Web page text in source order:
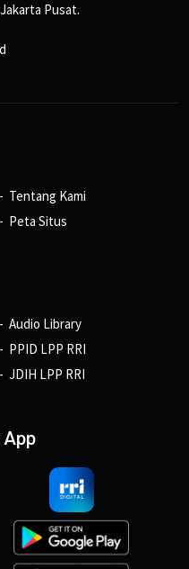
Pusat.
Tentang Kami
Peta Situs
Audio Library
PPID LPP RRI
JDIH LPP RRI